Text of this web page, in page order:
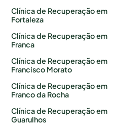
Clínica de Recuperação em
Fortaleza
Clínica de Recuperação em
Franca
Clínica de Recuperação em
Francisco Morato
Clínica de Recuperação em
Franco da Rocha
Clínica de Recuperação em
Guarulhos